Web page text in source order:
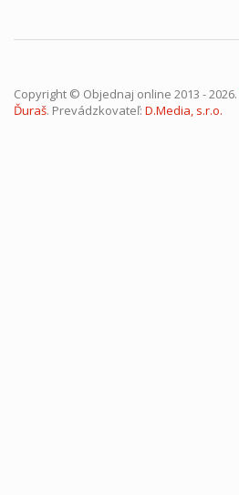
Copyright © Objednaj online 2013 - 2026.
Ďuraš. Prevádzkovateľ: D.Media, s.r.o.